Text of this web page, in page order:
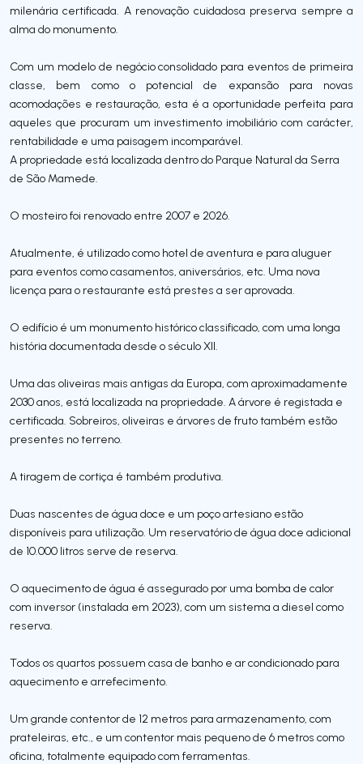
milenária certificada. A renovação cuidadosa preserva sempre a
alma do monumento.
Com um modelo de negócio consolidado para eventos de primeira
classe, bem como o potencial de expansão para novas
acomodações e restauração, esta é a oportunidade perfeita para
aqueles que procuram um investimento imobiliário com carácter,
rentabilidade e uma paisagem incomparável.
A propriedade está localizada dentro do Parque Natural da Serra
de São Mamede.
O mosteiro foi renovado entre 2007 e 2026.
Atualmente, é utilizado como hotel de aventura e para aluguer
para eventos como casamentos, aniversários, etc. Uma nova
licença para o restaurante está prestes a ser aprovada.
O edifício é um monumento histórico classificado, com uma longa
história documentada desde o século XII.
Uma das oliveiras mais antigas da Europa, com aproximadamente
2030 anos, está localizada na propriedade. A árvore é registada e
certificada. Sobreiros, oliveiras e árvores de fruto também estão
presentes no terreno.
A tiragem de cortiça é também produtiva.
Duas nascentes de água doce e um poço artesiano estão
disponíveis para utilização. Um reservatório de água doce adicional
de 10.000 litros serve de reserva.
O aquecimento de água é assegurado por uma bomba de calor
com inversor (instalada em 2023), com um sistema a diesel como
reserva.
Todos os quartos possuem casa de banho e ar condicionado para
aquecimento e arrefecimento.
Um grande contentor de 12 metros para armazenamento, com
prateleiras, etc., e um contentor mais pequeno de 6 metros como
oficina, totalmente equipado com ferramentas.